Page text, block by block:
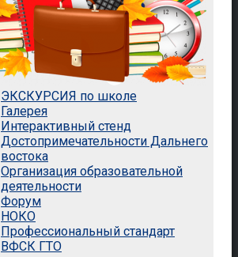
ЭКСКУРСИЯ по школе
Галерея
Интерактивный стенд
Достопримечательности Дальнего
востока
Организация образовательной
деятельности
Форум
НОКО
Профессиональный стандарт
ВФСК ГТО